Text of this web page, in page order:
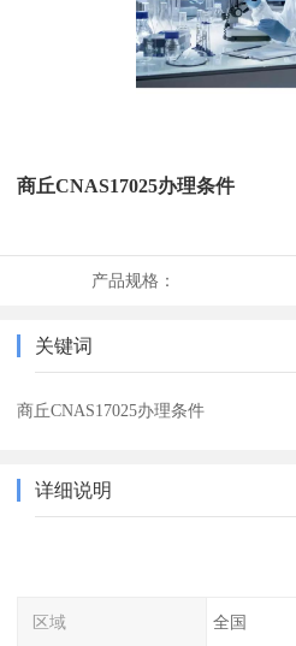
商丘CNAS17025办理条件
产品规格：
关键词
商丘CNAS17025办理条件
详细说明
区域 全国